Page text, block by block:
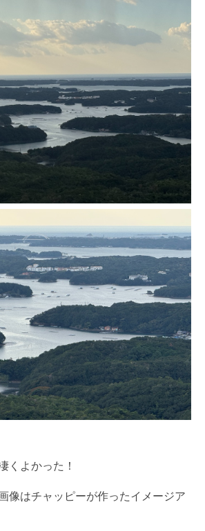
くよかった！
像はチャッピーが作ったイメージア